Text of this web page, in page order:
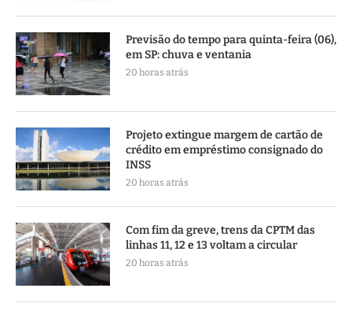
Previsão do tempo para quinta-feira (06),
em SP: chuva e ventania
20 horas atrás
Projeto extingue margem de cartão de
crédito em empréstimo consignado do
INSS
20 horas atrás
Com fim da greve, trens da CPTM das
linhas 11, 12 e 13 voltam a circular
20 horas atrás